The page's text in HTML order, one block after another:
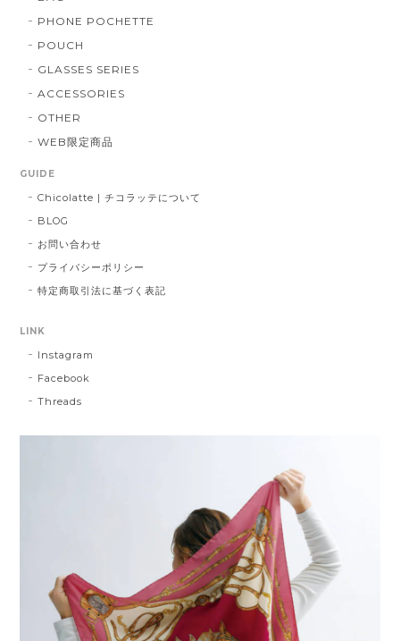
PHONE POCHETTE
POUCH
GLASSES SERIES
ACCESSORIES
OTHER
WEB限定商品
GUIDE
Chicolatte | チコラッテについて
BLOG
お問い合わせ
プライバシーポリシー
特定商取引法に基づく表記
LINK
Instagram
Facebook
Threads